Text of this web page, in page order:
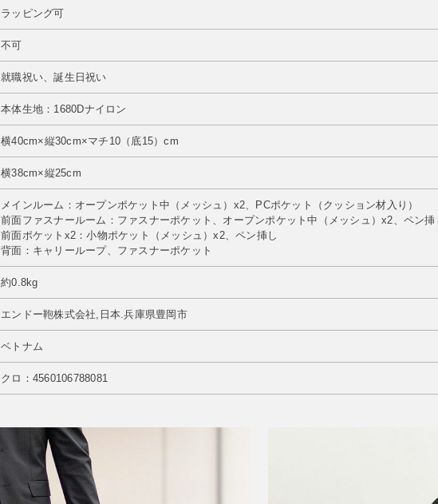
ラッピング可
不可
就職祝い、誕生日祝い
本体生地：1680Dナイロン
横40cm×縦30cm×マチ10（底15）cm
横38cm×縦25cm
メインルーム：オープンポケット中（メッシュ）x2、PCポケット（クッション材入り）
前面ファスナールーム：ファスナーポケット、オープンポケット中（メッシュ）x2、ペン挿
前面ポケットx2：小物ポケット（メッシュ）x2、ペン挿し
背面：キャリーループ、ファスナーポケット
約0.8kg
エンドー鞄株式会社,日本.兵庫県豊岡市
ベトナム
クロ：4560106788081